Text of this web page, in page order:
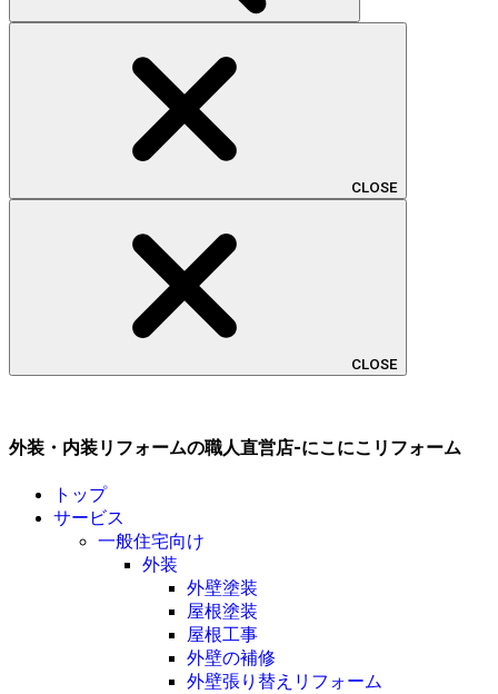
CLOSE
CLOSE
外装・内装リフォームの職人直営店-にこにこリフォーム
トップ
サービス
一般住宅向け
外装
外壁塗装
屋根塗装
屋根工事
外壁の補修
外壁張り替えリフォーム